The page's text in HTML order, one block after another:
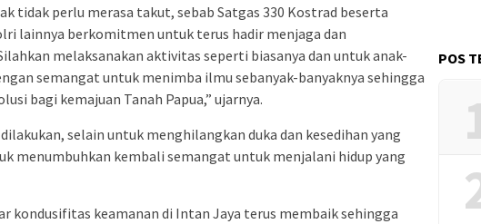
tidak perlu merasa takut, sebab Satgas 330 Kostrad beserta
lainnya berkomitmen untuk terus hadir menjaga dan
melaksanakan aktivitas seperti biasanya dan untuk anak-
semangat untuk menimba ilmu sebanyak-banyaknya sehingga
bagi kemajuan Tanah Papua,” ujarnya.
selain untuk menghilangkan duka dan kesedihan yang
menumbuhkan kembali semangat untuk menjalani hidup yang
kondusifitas keamanan di Intan Jaya terus membaik sehingga
POS